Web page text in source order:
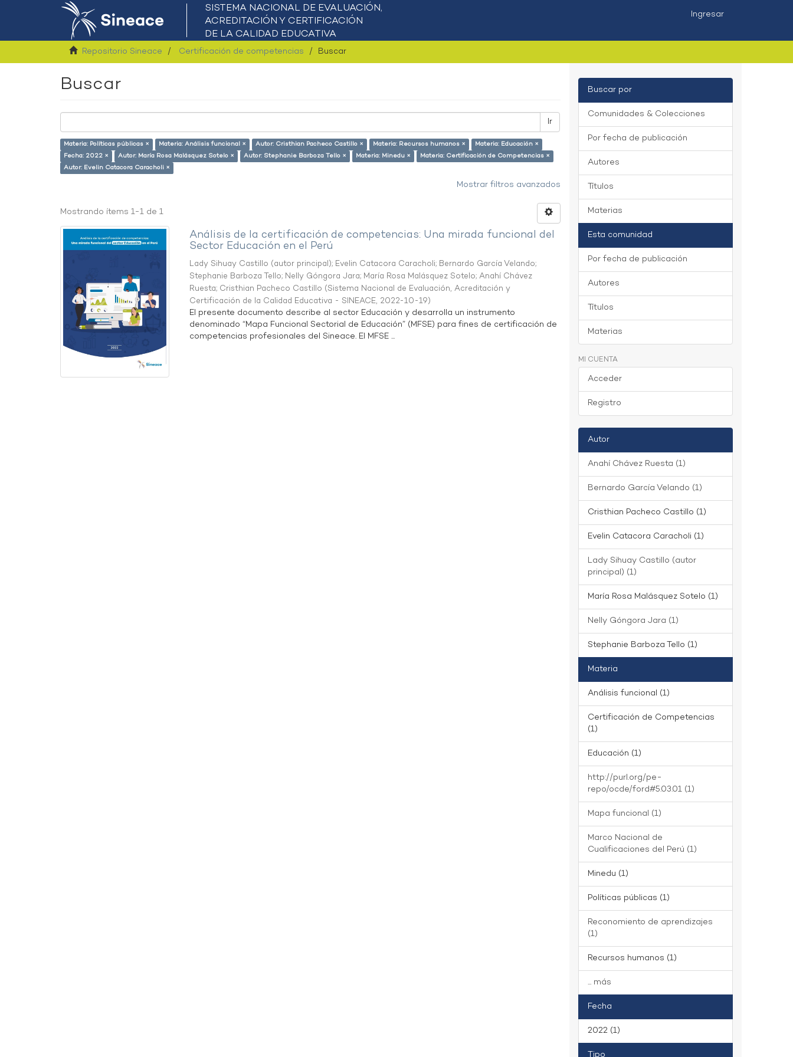
Ingresar
Repositorio Sineace Certificación de competencias Buscar
Buscar
Ir
Materia: Políticas públicas × Materia: Análisis funcional × Autor: Cristhian Pacheco Castillo × Materia: Recursos humanos ×
Materia: Educación ×
Fecha: 2022 ×
Autor: María Rosa Malásquez Sotelo × Autor: Stephanie Barboza Tello × Materia: Minedu ×
Materia: Certificación de Competencias ×
Autor: Evelin Catacora Caracholi ×
Mostrar filtros avanzados
Mostrando ítems 1-1 de 1
Análisis de la certificación de competencias: Una mirada funcional del
Sector Educación en el Perú
Lady Sihuay Castillo (autor principal); Evelin Catacora Caracholi; Bernardo García Velando;
Stephanie Barboza Tello; Nelly Góngora Jara; María Rosa Malásquez Sotelo;Anahí Chávez
Ruesta; Cristhian Pacheco Castillo (Sistema Nacional de Evaluación, Acreditación y
Certificación de la Calidad Educativa - SINEACE, 2022-10-19)
El presente documento describe al sector Educación y desarrolla un instrumento
denominado “Mapa Funcional Sectorial de Educación” (MFSE) para fines de certificación de
competencias profesionales del Sineace. El MFSE ...
Buscar por
Comunidades & Colecciones
Por fecha de publicación
Autores
Títulos
Materias
Esta comunidad
Por fecha de publicación
Autores
Títulos
Materias
MI CUENTA
Acceder
Registro
Autor
Anahí Chávez Ruesta (1)
Bernardo García Velando (1)
Cristhian Pacheco Castillo (1)
Evelin Catacora Caracholi (1)
Lady Sihuay Castillo (autor
principal) (1)
María Rosa Malásquez Sotelo (1)
Nelly Góngora Jara (1)
Stephanie Barboza Tello (1)
Materia
Análisis funcional (1)
Certificación de Competencias
(1)
Educación (1)
http://purl.org/pe-
repo/ocde/ford#5.03.01 (1)
Mapa funcional (1)
Marco Nacional de
Cualificaciones del Perú (1)
Minedu (1)
Políticas públicas (1)
Reconomiento de aprendizajes
(1)
Recursos humanos (1)
... más
Fecha
2022 (1)